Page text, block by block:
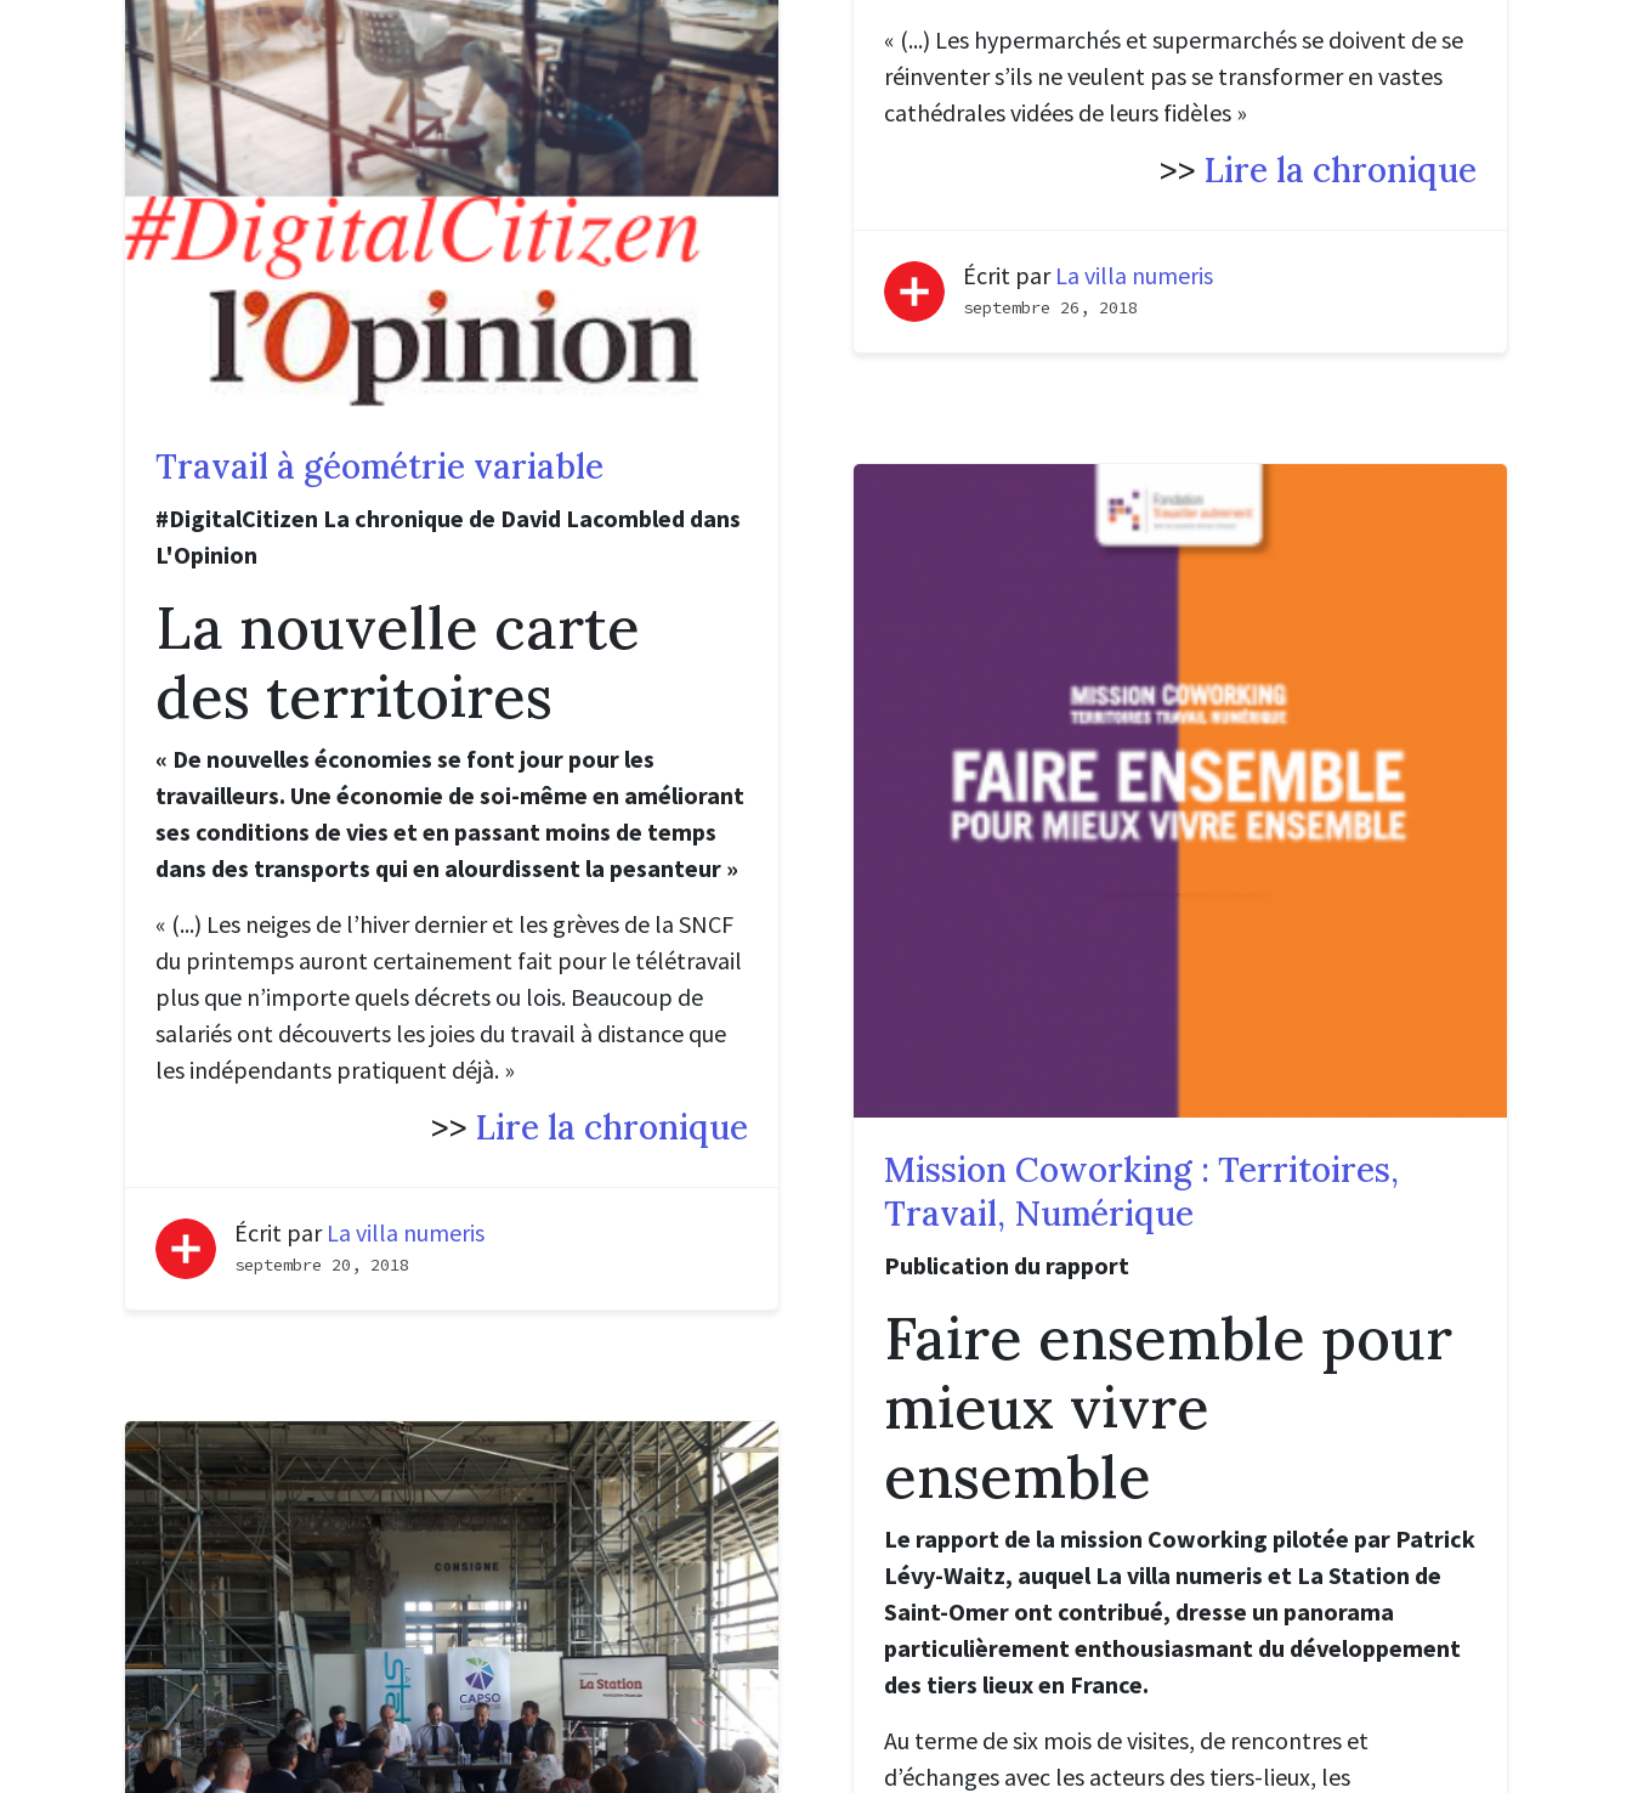
« (...) Les hypermarchés et supermarchés se doivent de se
réinventer s’ils ne veulent pas se transformer en vastes
cathédrales vidées de leurs fidèles »
>> Lire la chronique
Écrit par La villa numeris
septembre 26, 2018
Travail à géométrie variable
#DigitalCitizen La chronique de David Lacombled dans
L'Opinion
La nouvelle carte
des territoires
« De nouvelles économies se font jour pour les
travailleurs. Une économie de soi-même en améliorant
ses conditions de vies et en passant moins de temps
dans des transports qui en alourdissent la pesanteur »
« (...) Les neiges de l’hiver dernier et les grèves de la SNCF
du printemps auront certainement fait pour le télétravail
plus que n’importe quels décrets ou lois. Beaucoup de
salariés ont découverts les joies du travail à distance que
les indépendants pratiquent déjà. »
>> Lire la chronique
Écrit par La villa numeris
septembre 20, 2018
Mission Coworking : Territoires,
Travail, Numérique
Publication du rapport
Faire ensemble pour
mieux vivre
ensemble
Le rapport de la mission Coworking pilotée par Patrick
Lévy-Waitz, auquel La villa numeris et La Station de
Saint-Omer ont contribué, dresse un panorama
particulièrement enthousiasmant du développement
des tiers lieux en France.
Au terme de six mois de visites, de rencontres et
d’échanges avec les acteurs des tiers-lieux, les